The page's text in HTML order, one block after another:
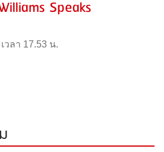
Speaks
วลา 17.53 น.